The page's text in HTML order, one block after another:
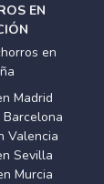
EN
en
Madrid
Valencia
Sevilla
Murcia